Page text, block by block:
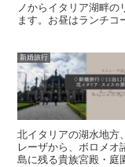
ノからイタリア湖畔の
ます。お昼はランチコ
新婚旅行
北イタリアの湖水地方
レーザから、ボロメオ
島に残る貴族宮殿・庭